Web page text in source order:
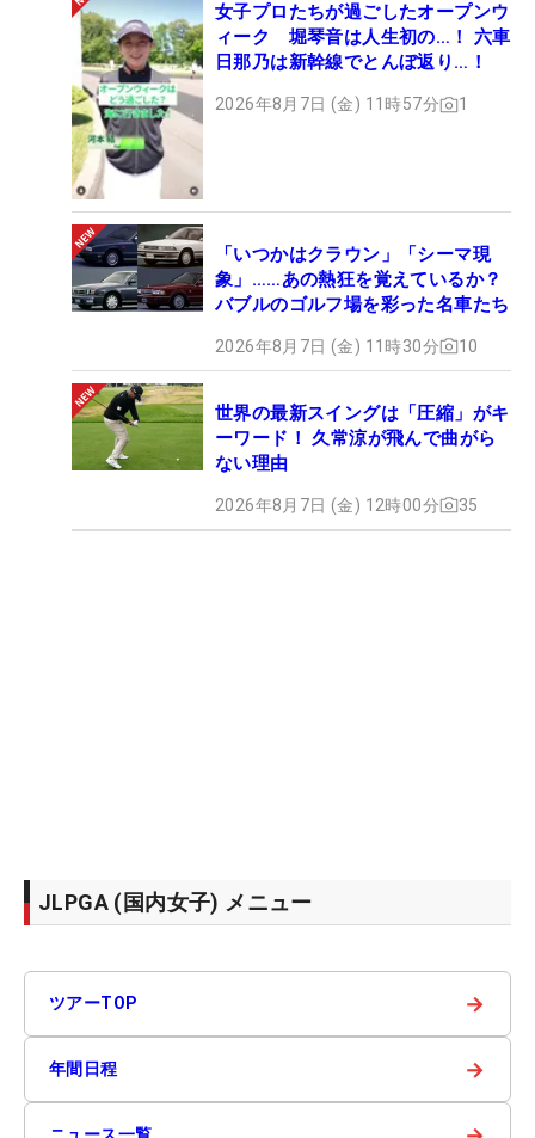
女子プロたちが過ごしたオープンウ
ィーク 堀琴音は人生初の…！ 六車
日那乃は新幹線でとんぼ返り…！
2026年8月7日 (金) 11時57分 1
「いつかはクラウン」「シーマ現
象」……あの熱狂を覚えているか？
バブルのゴルフ場を彩った名車たち
2026年8月7日 (金) 11時30分 10
世界の最新スイングは「圧縮」がキ
ーワード！ 久常涼が飛んで曲がら
ない理由
2026年8月7日 (金) 12時00分 35
JLPGA (国内女子) メニュー
ツアーTOP →
年間日程 →
ニュース一覧